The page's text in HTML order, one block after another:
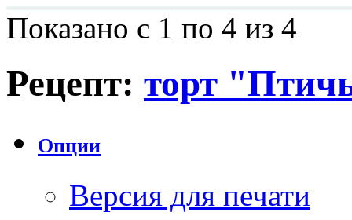
Показано с 1 по 4 из 4
Рецепт: торт
Опции
Версия для печати